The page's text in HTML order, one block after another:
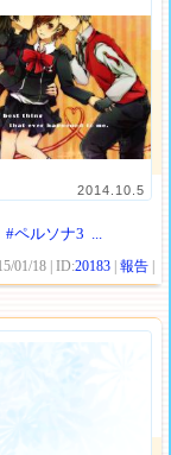
2014.10.5
#ペルソナ3 ...
01/18 | ID:20183 |報告